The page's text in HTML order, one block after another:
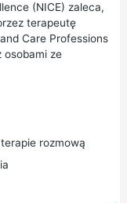
(NICE) zaleca,
terapeutę
Care Professions
osobami ze
terapie rozmową